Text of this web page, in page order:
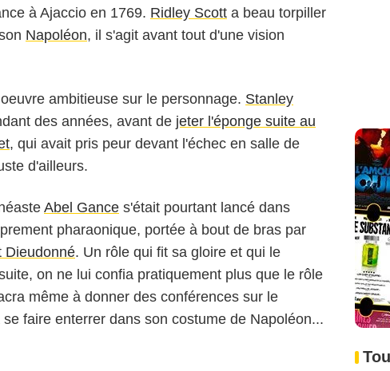
à Ajaccio en 1769. Ridley Scott a beau torpiller
Napoléon, il s'agit avant tout d'une vision
ambitieuse sur le personnage. Stanley
des années, avant de jeter l'éponge suite au
, qui avait pris peur devant l'échec en salle de
d'ailleurs.
Abel Gance s'était pourtant lancé dans
pharaonique, portée à bout de bras par
Dieudonné. Un rôle qui fit sa gloire et qui le
on ne lui confia pratiquement plus que le rôle
même à donner des conférences sur le
faire enterrer dans son costume de Napoléon...